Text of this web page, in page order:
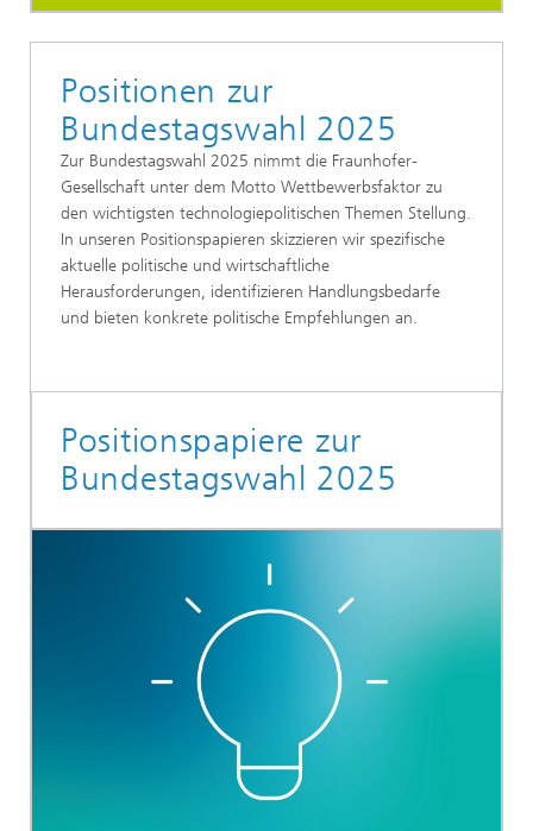
Positionen zur
Bundestagswahl 2025
Zur Bundestagswahl 2025 nimmt die Fraunhofer-
Gesellschaft unter dem Motto Wettbewerbsfaktor zu
den wichtigsten technologiepolitischen Themen Stellung.
In unseren Positionspapieren skizzieren wir spezifische
aktuelle politische und wirtschaftliche
Herausforderungen, identifizieren Handlungsbedarfe
und bieten konkrete politische Empfehlungen an.
Positionspapiere zur
Bundestagswahl 2025